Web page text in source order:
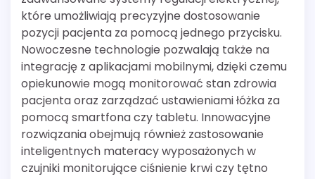
które umożliwiają precyzyjne dostosowanie
pozycji pacjenta za pomocą jednego przycisku.
Nowoczesne technologie pozwalają także na
integrację z aplikacjami mobilnymi, dzięki czemu
opiekunowie mogą monitorować stan zdrowia
pacjenta oraz zarządzać ustawieniami łóżka za
pomocą smartfona czy tabletu. Innowacyjne
rozwiązania obejmują również zastosowanie
inteligentnych materacy wyposażonych w
czujniki monitorujące ciśnienie krwi czy tętno